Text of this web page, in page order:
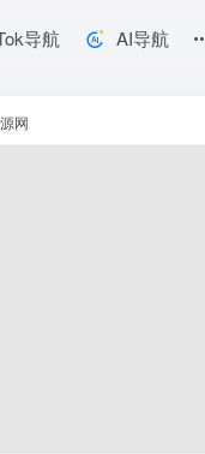
导航 AI导航
网